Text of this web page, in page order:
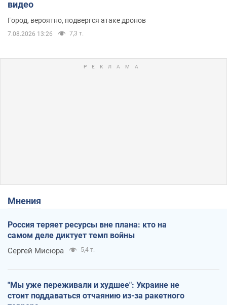
видео
Город, вероятно, подвергся атаке дронов
7.08.2026 13:26 7,3 т.
Мнения
Россия теряет ресурсы вне плана: кто на
самом деле диктует темп войны
Сергей Мисюра 5,4 т.
"Мы уже переживали и худшее": Украине не
стоит поддаваться отчаянию из-за ракетного